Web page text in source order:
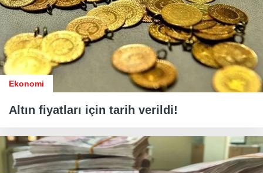
Ekonomi
Altın fiyatları için tarih verildi!